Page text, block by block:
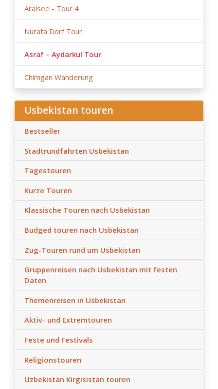
Aralsee - Tour 4
Nurata Dorf Tour
Asraf – Aydarkul Tour
Chimgan Wanderung
Usbekistan touren
Bestseller
Stadtrundfahrten Usbekistan
Tagestouren
Kurze Touren
Klassische Touren nach Usbekistan
Budged touren nach Usbekistan
Zug-Touren rund um Usbekistan
Gruppenreisen nach Usbekistan mit festen
Daten
Themenreisen in Usbekistan
Aktiv- und Extremtouren
Feste und Festivals
Religionstouren
Uzbekistan Kirgisistan touren